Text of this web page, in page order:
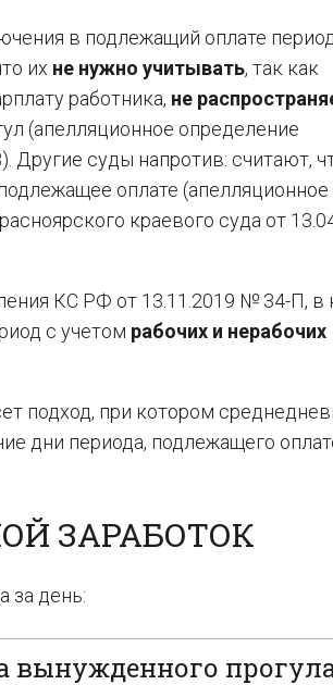
в подлежащий оплате период
их не нужно учитывать, так как
работника, не
(апелляционное определение
Другие суды напротив: считают,
оплате (апелляционное
краевого суда от
КС РФ от 13.11.2019 № 34-П, в
с учетом рабочих и нерабочих
подход, при котором
дни периода, подлежащего
ЗАРАБОТОК
за день:
вынужденного